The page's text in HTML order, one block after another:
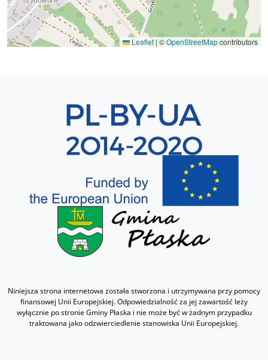
Leaflet | ©OpenStreetMapcontributors
Niniejsza strona internetowa została stworzona i utrzymywana przy pomocy
finansowej Unii Europejskiej. Odpowiedzialność za jej zawartość leży
wyłącznie po stronie Gminy Płaska i nie może być w żadnym przypadku
traktowana jako odzwierciedlenie stanowiska Unii Europejskiej.